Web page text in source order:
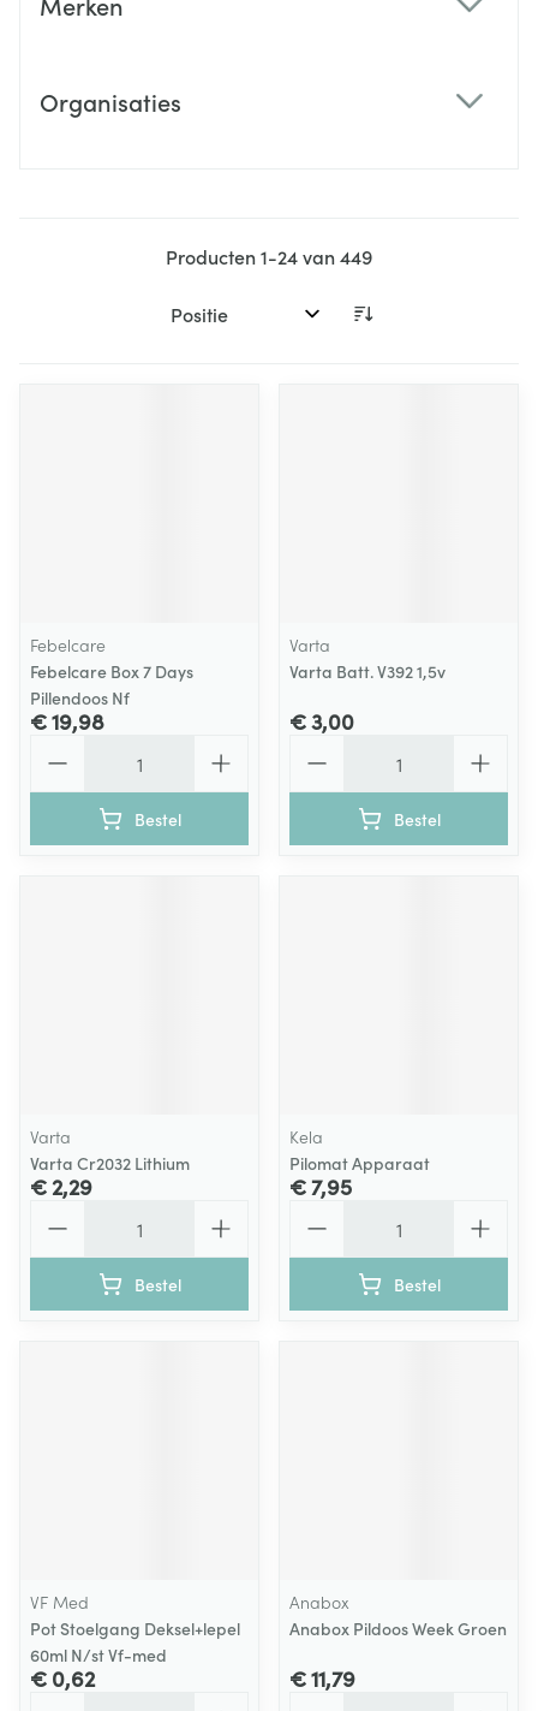
Organisaties
Producten1-24van449
Sorteer op:
Febelcare
Febelcare Box 7 Days
Pillendoos Nf
€ 19,98
Bestel
Varta
Varta Batt. V392 1,5v
€ 3,00
Bestel
Varta
Varta Cr2032 Lithium
€ 2,29
Bestel
Kela
Pilomat Apparaat
€ 7,95
Bestel
VF Med
Pot Stoelgang Deksel+lepel
60ml N/st Vf-med
€ 0,62
Anabox
Anabox Pildoos Week Groen
€ 11,79